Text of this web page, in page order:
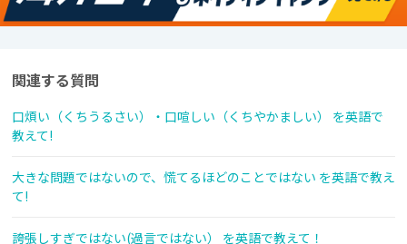
関連する質問
口煩い（くちうるさい）・口喧しい（くちやかましい） を英語で
教えて!
大きな問題ではないので、慌てるほどのことではない を英語で教え
て!
誇張しすぎではない(過言ではない） を英語で教えて！